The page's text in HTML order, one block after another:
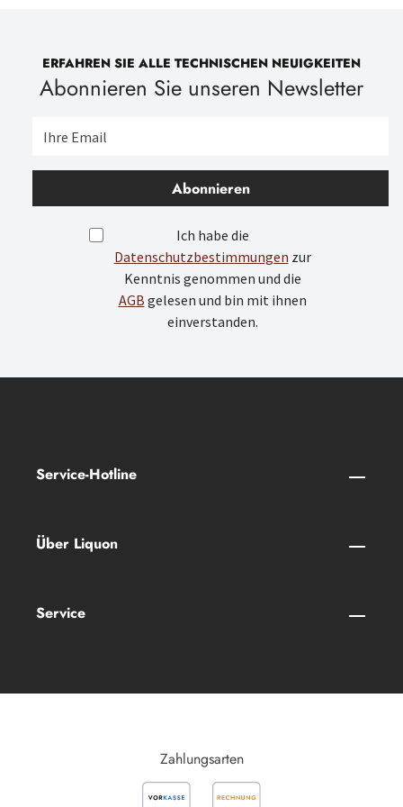
ERFAHREN SIE ALLE TECHNISCHEN NEUIGKEITEN
Abonnieren Sie unseren Newsletter
Abonnieren
Ich habe die
Datenschutzbestimmungen zur
Kenntnis genommen und die
AGB gelesen und bin mit ihnen
einverstanden.
Service-Hotline
Über Liquon
Service
Zahlungsarten